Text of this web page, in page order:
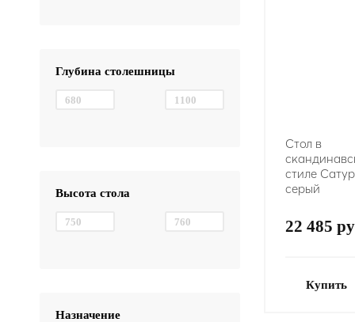
Глубина столешницы
Высота стола
Назначение
Стол в
стиле
серый
22 485
Купить